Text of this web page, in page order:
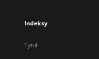
Indeksy
Tytuł